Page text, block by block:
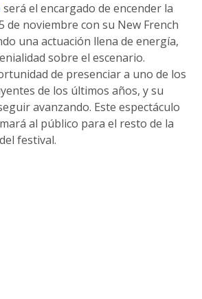
será el encargado de encender la
de noviembre con su New French
una actuación llena de energía,
sobre el escenario.
de presenciar a uno de los
de los últimos años, y su
avanzando. Este espectáculo
al público para el resto de la
festival.